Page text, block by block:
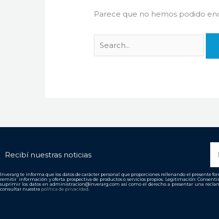
Parece que no hemos podido
Recibí nuestras noticias
Inverarg te informa que los datos de carácter personal que proporciones rellenando el presente
remitir información y oferta prospectiva de productos o servicios propios. Legitimación:
suprimir los datos en administracion@inverarg.com así como el derecho a presentar una
consultar nuestra política de privacidad.